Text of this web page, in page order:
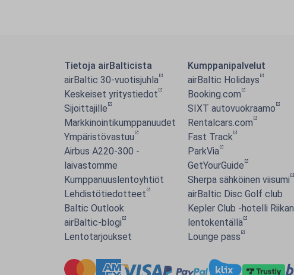
Tietoja airBalticista
airBaltic 30-vuotisjuhla
Keskeiset yritystiedot
Sijoittajille
Markkinointikumppanuudet
Ympäristövastuu
Airbus A220-300 -
laivastomme
Kumppanuuslentoyhtiöt
Lehdistötiedotteet
Baltic Outlook
airBaltic-blogi
Lentotarjoukset
Kumppanipalvelut
airBaltic Holidays
Booking.com
SIXT autovuokraamo
Rentalcars.com
Fast Track
ParkVia
GetYourGuide
Sherpa sähköinen viisumi
airBaltic Disc Golf club
Kepler Club -hotelli Riikan
lentokentällä
Lounge pass